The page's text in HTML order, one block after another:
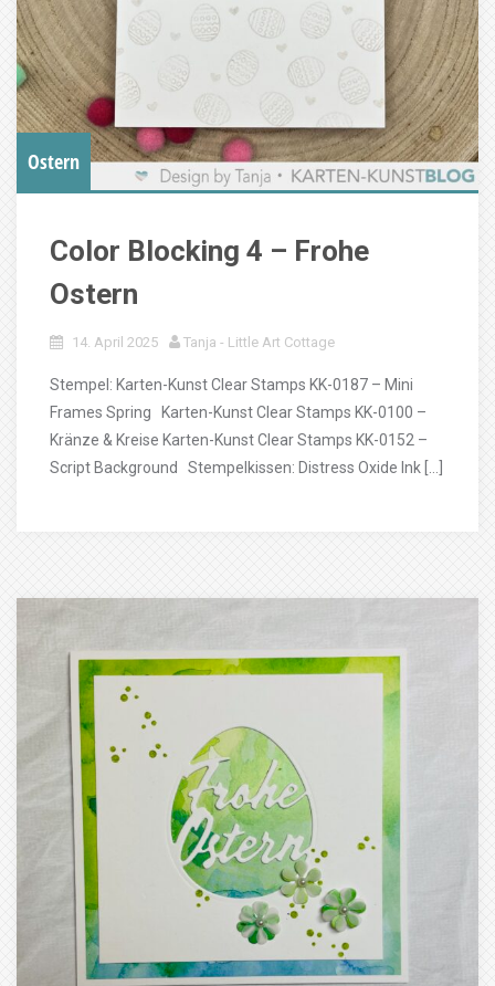
Ostern
Color Blocking 4 – Frohe
Ostern
14. April 2025 Tanja - Little Art Cottage
Stempel: Karten-Kunst Clear Stamps KK-0187 – Mini
Frames Spring Karten-Kunst Clear Stamps KK-0100 –
Kränze & Kreise Karten-Kunst Clear Stamps KK-0152 –
Script Background Stempelkissen: Distress Oxide Ink […]